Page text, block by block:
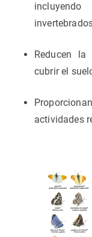
Reducen
cubrir el
actividades